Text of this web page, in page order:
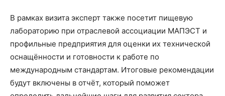
В рамках визита эксперт также посетит пищевую
лабораторию при отраслевой ассоциации МАПЭСТ и
профильные предприятия для оценки их технической
оснащённости и готовности к работе по
международным стандартам. Итоговые рекомендации
будут включены в отчёт, который поможет